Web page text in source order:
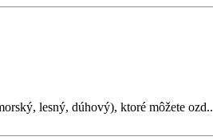
lesný, dúhový), ktoré môžete ozd..